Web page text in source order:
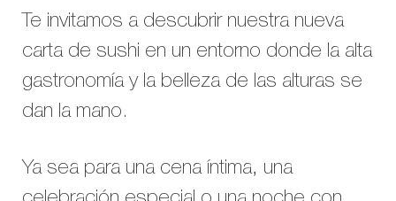
Te invitamos a descubrir nuestra nueva
carta de sushi en un entorno donde la alta
gastronomía y la belleza de las alturas se
dan la mano.
Ya sea para una cena íntima, una